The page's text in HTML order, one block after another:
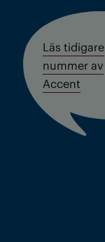
Läs tidigare
nummer av
Accent